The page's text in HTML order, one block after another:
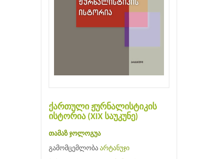
ქართული ჟურნალისტიკის
ისტორია (XIX საუკუნე)
თამაზ ჯოლოგუა
გამომცემლობა არტანუჯი